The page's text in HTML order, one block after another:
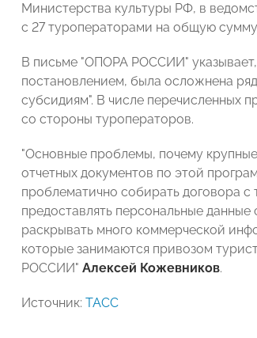
Министерства культуры РФ, в
с 27 туроператорами на общую
В письме "ОПОРА РОССИИ"
постановлением, была осложнена
субсидиям". В числе перечисленных
со стороны туроператоров.
"Основные проблемы, почему
отчетных документов по этой
проблематично собирать договора с
предоставлять персональные
раскрывать много коммерческой
которые занимаются привозом
РОССИИ" Алексей Кожевников.
Источник: ТАСС